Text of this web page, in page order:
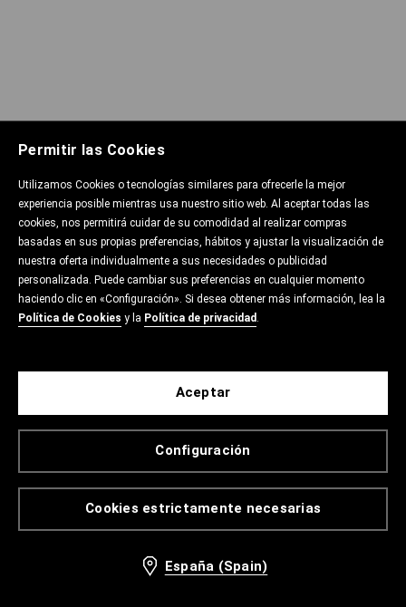
Permitir las Cookies
Utilizamos Cookies o tecnologías similares para ofrecerle la mejor
experiencia posible mientras usa nuestro sitio web. Al aceptar todas las
cookies, nos permitirá cuidar de su comodidad al realizar compras
basadas en sus propias preferencias, hábitos y ajustar la visualización de
nuestra oferta individualmente a sus necesidades o publicidad
personalizada. Puede cambiar sus preferencias en cualquier momento
haciendo clic en «Configuración». Si desea obtener más información, lea la
Política de Cookies y la Política de privacidad.
Cookies estrictamente necesarias
Configuración
Aceptar
España (Spain)